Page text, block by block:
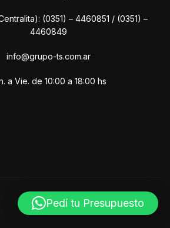
(0351) – 4460851 / (0351) –
4460849
info@grupo-ts.com.ar
a Vie. de 10:00 a 18:00 hs
Pedí tu Presupuesto